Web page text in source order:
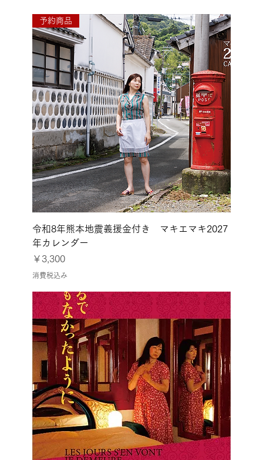
予約商品
令和8年熊本地震義援金付き マキエマキ2027
年カレンダー
価格
￥3,300
消費税込み
令和8年熊本地震に